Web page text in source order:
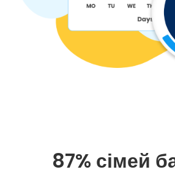
87% сімей